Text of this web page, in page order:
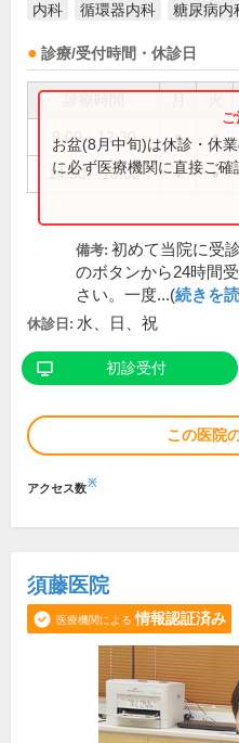
内科 循環器内科 糖尿病内
診療/受付時間・休診日
9:00～12:30 ● ●
14:30～18:00 ● ●
お盆(8月中旬)は休診・休
に必ず医療機関に直接ご確
備考: 初めて当院に受
のボタンから24時間
さい。一度...(続きを
休診日: 水、日、祝
初診受付
この医院
アクセス数※
須藤医院
医療機関による 情報認証済み